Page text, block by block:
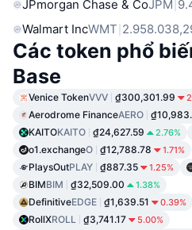
JPmorgan Chase & CoJPM
Walmart IncWMT
Các token phổ
Base
Venice TokenVVV ₫300,301.99
Aerodrome FinanceAERO
KAITOKAITO ₫24,627.59 2.76%
o1.exchangeO ₫12,788.78 1.71%
PlaysOutPLAY ₫887.35 1.25%
BIMBIM ₫32,509.00 1.38%
DefinitiveEDGE ₫1,639.51 0.39%
RollXROLL ₫3,741.17 5.00%